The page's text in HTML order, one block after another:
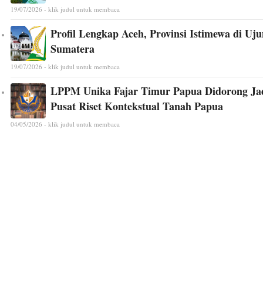
19/07/2026 - klik judul untuk membaca
Profil Lengkap Aceh, Provinsi Istimewa di
Sumatera
19/07/2026 - klik judul untuk membaca
LPPM Unika Fajar Timur Papua Didorong
Pusat Riset Kontekstual Tanah Papua
04/05/2026 - klik judul untuk membaca